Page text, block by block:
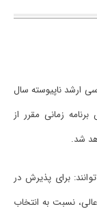
ارﺷﺪ ﻧﺎﭘﻴﻮﺳﺘﻪ ﺳﺎل
زﻣﺎنی ﻣﻘﺮر از
ﺷﺪ.
ﺑﺮای ﭘﺬﻳﺮش در
ﻧﺴﺒﺖ ﺑﻪ اﻧﺘﺨﺎب